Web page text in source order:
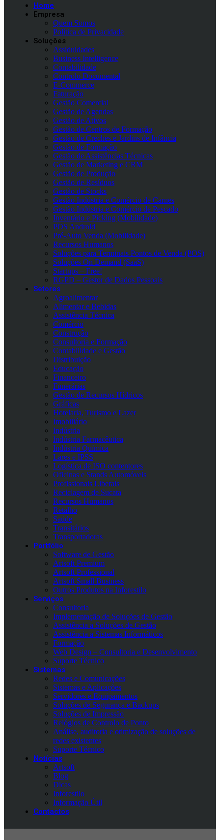
Home
Empresa
Quem Somos
Política de Privacidade
Soluções
Assiduidades
Business Intelligence
Contabilidade
Controlo Documental
E-Commerce
Faturação
Gestão Comercial
Gestão de Agendas
Gestão de Ativos
Gestão de Centros de Formação
Gestão de Creches e Jardins de Infância
Gestão de Formação
Gestão de Assistências Técnicas
Gestão de Marketing e CRM
Gestão de Produção
Gestão de Resíduos
Gestão de Stocks
Gestão Indústria e Comércio de Carnes
Gestão Indústria e Comércio de Pescado
Inventário e Picking (Mobilidade)
POS Android
Pré-Auto Venda (Mobilidade)
Recursos Humanos
Soluções para Terminais Pontos de Venda (POS)
Soluções On Demand (SaaS)
Startups – Free!
RGPD – Gestor de Dados Pessoais
Setores
Agroalimentar
Alimentar e Bebidas
Assistência Técnica
Comércio
Construção
Consultoria e Formação
Contabilidade e Gestão
Distribuição
Educação
Financeiro
Funerárias
Gestão de Recursos Hídricos
Gráficas
Hotelaria, Turismo e Lazer
Imobiliário
Indústria
Indústria Farmacêutica
Indústria Química
Lares e IPSS
Logística de ISO contentores
Oficinas e Stands Automóveis
Profissionais Liberais
Reciclagem de Sucata
Recursos Humanos
Retalho
Saúde
Transitários
Transportadoras
Portfólio
Software de Gestão
Artsoft Premium
Artsoft Professional
Artsoft Small Business
Outros Produtos na Inforestilo
Serviços
Consultoria
Implementação de Soluções de Gestão
Assistência a Soluções de Gestão
Assistência a Sistemas Informáticos
Formação
Web Design – Consultoria e Desenvolvimento
Suporte Técnico
Sistemas
Redes e Comunicações
Sistemas e Aplicações
Servidores e Equipamentos
Soluções de Segurança e Backups
Soluções de Impressão
Relógios de Controlo de Ponto
Análise, auditoria e otimização de soluções de
redes existentes
Suporte Técnico
Notícias
Artsoft
Blog
Dicas
Inforestilo
Informação Útil
Contactos